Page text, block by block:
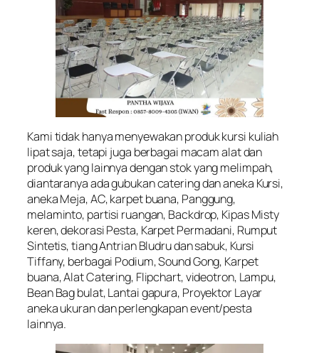
Kami tidak hanya menyewakan produk kursi kuliah
lipat saja, tetapi juga berbagai macam alat dan
produk yang lainnya dengan stok yang melimpah,
diantaranya ada gubukan catering dan aneka Kursi,
aneka Meja, AC, karpet buana, Panggung,
melaminto, partisi ruangan, Backdrop, Kipas Misty
keren, dekorasi Pesta, Karpet Permadani, Rumput
Sintetis, tiang Antrian Bludru dan sabuk, Kursi
Tiffany, berbagai Podium, Sound Gong, Karpet
buana, Alat Catering, Flipchart, videotron, Lampu,
Bean Bag bulat, Lantai gapura, Proyektor Layar
aneka ukuran dan perlengkapan event/pesta
lainnya.